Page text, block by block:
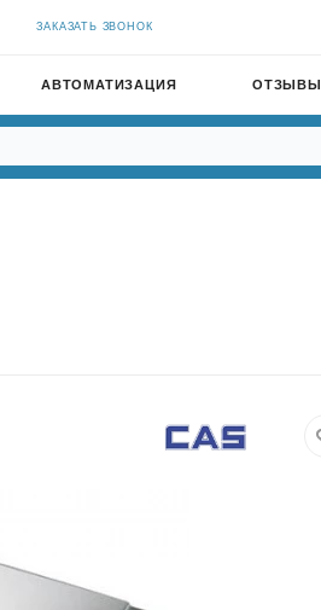
ЗАКАЗАТЬ ЗВОНОК
АВТОМАТИЗАЦИЯ ОТЗЫВЫ